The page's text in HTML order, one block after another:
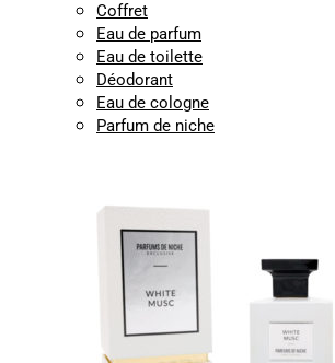
Coffret
Eau de parfum
Eau de toilette
Déodorant
Eau de cologne
Parfum de niche